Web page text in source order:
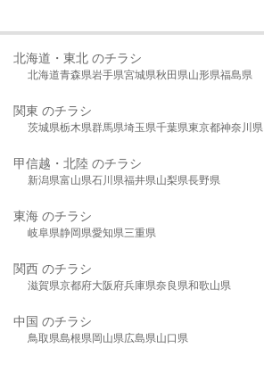
北海道・東北 のチラシ
北海道青森県岩手県宮城県秋田県山形県福島県
関東 のチラシ
茨城県栃木県群馬県埼玉県千葉県東京都神奈川県
甲信越・北陸 のチラシ
新潟県富山県石川県福井県山梨県長野県
東海 のチラシ
岐阜県静岡県愛知県三重県
関西 のチラシ
滋賀県京都府大阪府兵庫県奈良県和歌山県
中国 のチラシ
鳥取県島根県岡山県広島県山口県